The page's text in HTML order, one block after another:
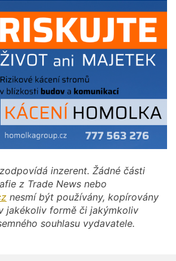
inzerent. Žádné části
z Trade News nebo
nesmí být používány, kopírovány
jakékoliv formě či jakýmkoliv
souhlasu vydavatele.